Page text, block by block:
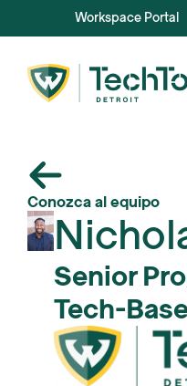
Workspace Portal
Conozca al equipo
Senior
Tech-